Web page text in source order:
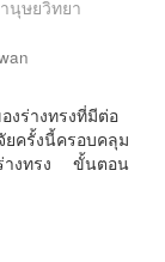
นุษยวิทยา
งร่างทรงที่มีต่อ
ครั้งนี้ครอบคลุม
างทรง ขั้นตอน